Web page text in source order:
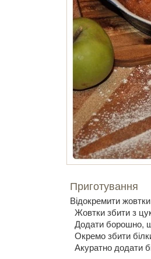
Приготування
Відокремити жовтки
Жовтки збити з
Додати борошно,
Окремо збити
Акуратно додати